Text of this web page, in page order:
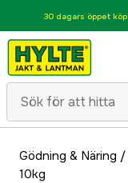
30 dagars öppet köp
Gödning & Näring /
10kg